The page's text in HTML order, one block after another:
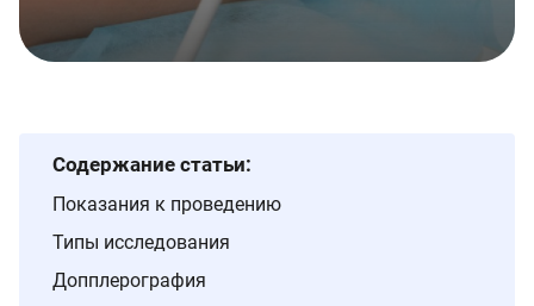
Содержание статьи:
Показания к проведению
Типы исследования
Допплерография